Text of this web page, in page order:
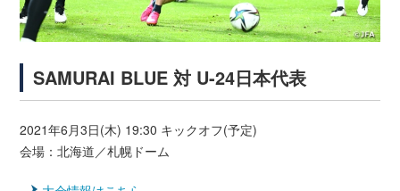
SAMURAI BLUE 対 U-24日本代表
2021年6月3日(木) 19:30 キックオフ(予定)
会場：北海道／札幌ドーム